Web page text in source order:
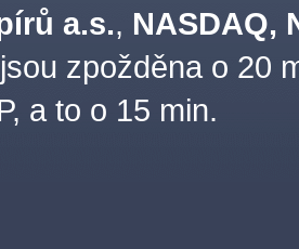
a.s., NASDAQ,
zpožděna o 20
a to o 15 min.